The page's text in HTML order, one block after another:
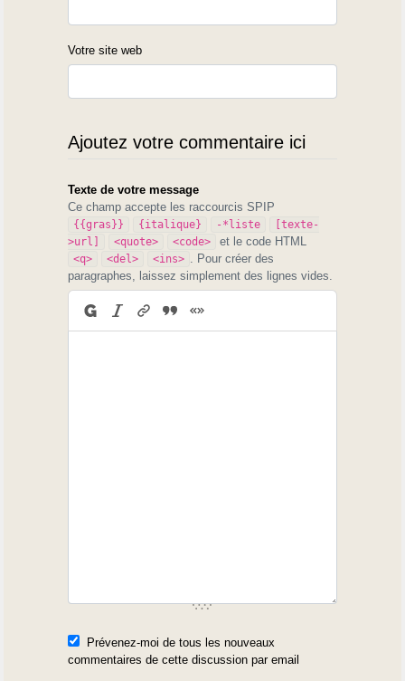
Votre site web
Ajoutez votre commentaire ici
Texte de votre message
Ce champ accepte les raccourcis SPIP
{{gras}} {italique} -*liste
[texte-
>url]
<quote> <code> et le code HTML
<q> <del> <ins>
. Pour créer des
paragraphes, laissez simplement des lignes vides.
Prévenez-moi de tous les nouveaux
commentaires de cette discussion par email